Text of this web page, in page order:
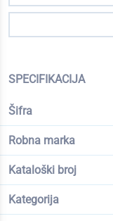
SPECIFIKACIJA
Šifra
Robna marka
Kataloški broj
Kategorija